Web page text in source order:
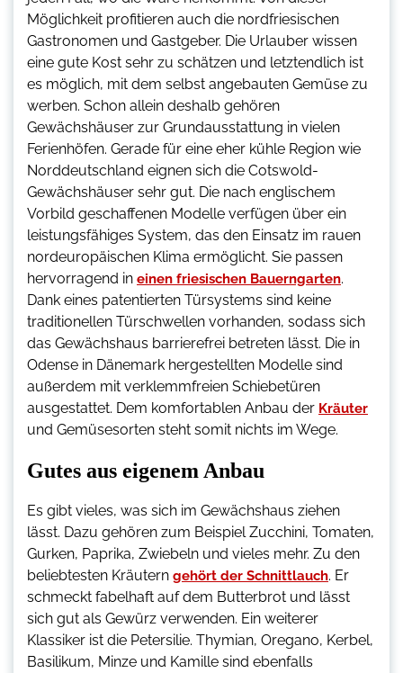
Möglichkeit profitieren auch die nordfriesischen
Gastronomen und Gastgeber. Die Urlauber wissen
eine gute Kost sehr zu schätzen und letztendlich ist
es möglich, mit dem selbst angebauten Gemüse zu
werben. Schon allein deshalb gehören
Gewächshäuser zur Grundausstattung in vielen
Ferienhöfen. Gerade für eine eher kühle Region wie
Norddeutschland eignen sich die Cotswold-
Gewächshäuser sehr gut. Die nach englischem
Vorbild geschaffenen Modelle verfügen über ein
leistungsfähiges System, das den Einsatz im rauen
nordeuropäischen Klima ermöglicht. Sie passen
hervorragend in einen friesischen Bauerngarten.
Dank eines patentierten Türsystems sind keine
traditionellen Türschwellen vorhanden, sodass sich
das Gewächshaus barrierefrei betreten lässt. Die in
Odense in Dänemark hergestellten Modelle sind
außerdem mit verklemmfreien Schiebetüren
ausgestattet. Dem komfortablen Anbau der Kräuter
und Gemüsesorten steht somit nichts im Wege.
Gutes aus eigenem Anbau
Es gibt vieles, was sich im Gewächshaus ziehen
lässt. Dazu gehören zum Beispiel Zucchini, Tomaten,
Gurken, Paprika, Zwiebeln und vieles mehr. Zu den
beliebtesten Kräutern gehört der Schnittlauch. Er
schmeckt fabelhaft auf dem Butterbrot und lässt
sich gut als Gewürz verwenden. Ein weiterer
Klassiker ist die Petersilie. Thymian, Oregano, Kerbel,
Basilikum, Minze und Kamille sind ebenfalls